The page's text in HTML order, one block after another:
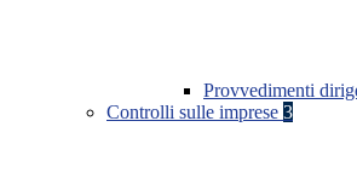
Provvedimenti
Controlli sulle imprese 3